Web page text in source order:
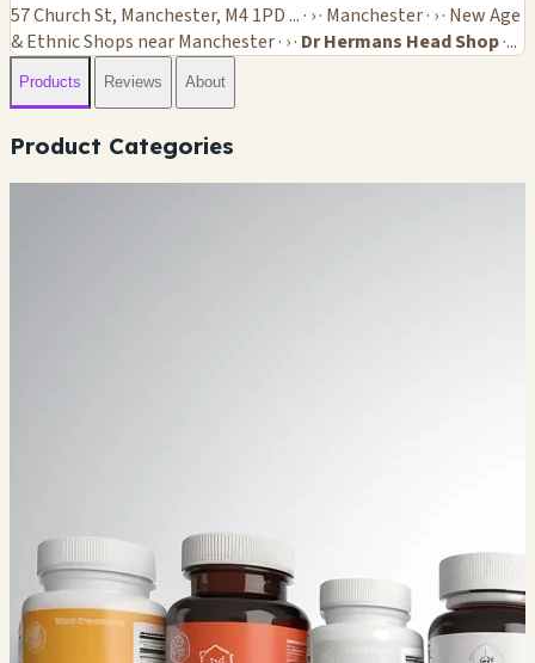
57 Church St, Manchester, M4 1PD ... · › · Manchester · › · New Age
& Ethnic Shops near Manchester · › · Dr Hermans Head Shop·...
Products Reviews About
Product Categories